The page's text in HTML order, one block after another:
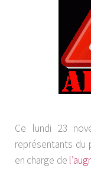
Ce lundi 23
représentants du
en charge de